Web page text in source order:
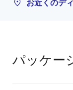
お近くのデ
パッケー